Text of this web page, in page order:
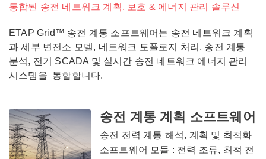
통합된 송전 네트워크 계획, 보호 & 에너지 관리 솔루션
ETAP Grid™ 송전 계통 소프트웨어는 송전 네트워크 계획
과 세부 변전소 모델, 네트워크 토폴로지 처리, 송전 계통
분석, 전기 SCADA 및 실시간 송전 네트워크 에너지 관리
시스템을 통합합니다.
송전 계통 계획 소프트웨어
송전 전력 계통 해석, 계획 및 최적화
소프트웨어 모듈 : 전력 조류, 최적 전